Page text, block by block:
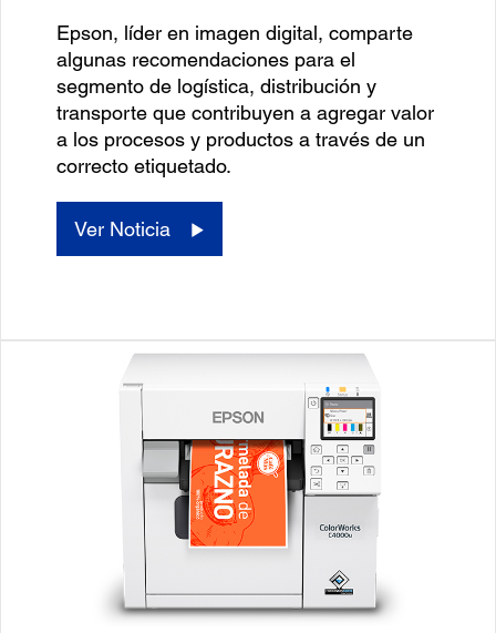
Epson, líder en imagen digital, comparte
algunas recomendaciones para el
segmento de logística, distribución y
transporte que contribuyen a agregar valor
a los procesos y productos a través de un
correcto etiquetado.
Ver Noticia